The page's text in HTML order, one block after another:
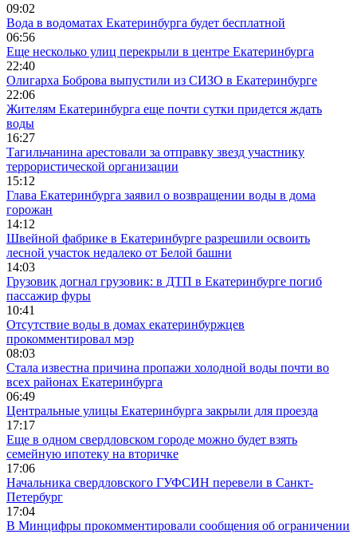
09:02
Вода в водоматах Екатеринбурга будет бесплатной
06:56
Еще несколько улиц перекрыли в центре Екатеринбурга
22:40
Олигарха Боброва выпустили из СИЗО в Екатеринбурге
22:06
Жителям Екатеринбурга еще почти сутки придется ждать
воды
16:27
Тагильчанина арестовали за отправку звезд участнику
террористической организации
15:12
Глава Екатеринбурга заявил о возвращении воды в дома
горожан
14:12
Швейной фабрике в Екатеринбурге разрешили освоить
лесной участок недалеко от Белой башни
14:03
Грузовик догнал грузовик: в ДТП в Екатеринбурге погиб
пассажир фуры
10:41
Отсутствие воды в домах екатеринбуржцев
прокомментировал мэр
08:03
Стала известна причина пропажи холодной воды почти во
всех районах Екатеринбурга
06:49
Центральные улицы Екатеринбурга закрыли для проезда
17:17
Еще в одном свердловском городе можно будет взять
семейную ипотеку на вторичке
17:06
Начальника свердловского ГУФСИН перевели в Санкт-
Петербург
17:04
В Минцифры прокомментировали сообщения об ограничении